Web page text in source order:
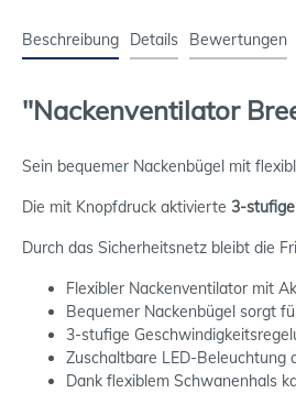
Beschreibung Details Bewertungen
"Nackenventilator
Sein bequemer Nackenbügel mit
Die mit Knopfdruck aktivierte 3-
Durch das Sicherheitsnetz bleibt die
Flexibler Nackenventilator mit
Bequemer Nackenbügel sorgt
3-stufige
Zuschaltbare LED-
Dank flexiblem Schwanenhals